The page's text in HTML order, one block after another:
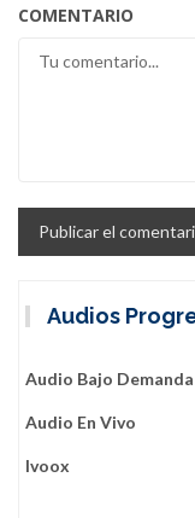
COMENTARIO
Audios
Audio Bajo Demanda
Audio En Vivo
Ivoox